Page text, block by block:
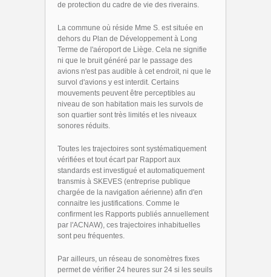
de protection du cadre de vie des riverains.
La commune où réside Mme S. est située en
dehors du Plan de Développement à Long
Terme de l'aéroport de Liège. Cela ne signifie
ni que le bruit généré par le passage des
avions n'est pas audible à cet endroit, ni que le
survol d'avions y est interdit. Certains
mouvements peuvent être perceptibles au
niveau de son habitation mais les survols de
son quartier sont très limités et les niveaux
sonores réduits.
Toutes les trajectoires sont systématiquement
vérifiées et tout écart par Rapport aux
standards est investigué et automatiquement
transmis à SKEVES (entreprise publique
chargée de la navigation aérienne) afin d'en
connaitre les justifications. Comme le
confirment les Rapports publiés annuellement
par l'ACNAW), ces trajectoires inhabituelles
sont peu fréquentes.
Par ailleurs, un réseau de sonomètres fixes
permet de vérifier 24 heures sur 24 si les seuils